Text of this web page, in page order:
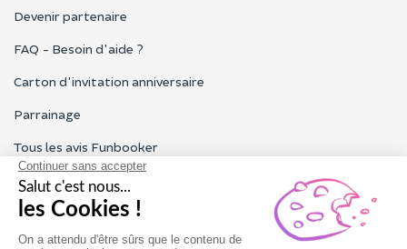
Devenir partenaire
FAQ - Besoin d'aide ?
Carton d'invitation anniversaire
Parrainage
Tous les avis Funbooker
Particuliers, entreprises, professionnels
Notre service client est ouvert du lundi au vendredi de 9h à 18h